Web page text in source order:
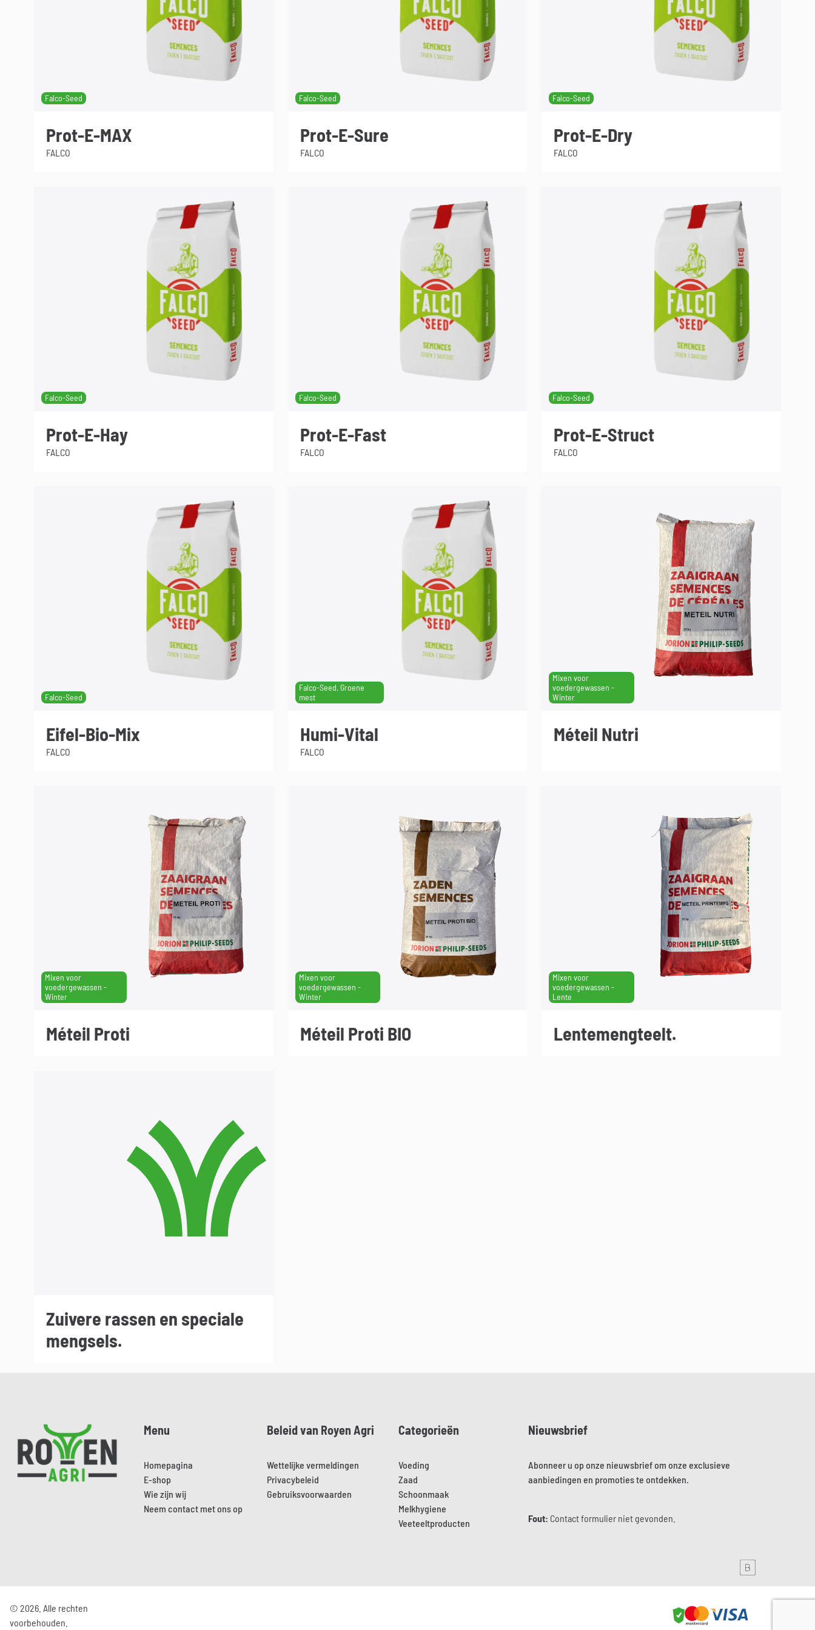
Falco-Seed
Prot-E-MAX
FALCO
Falco-Seed
Prot-E-Sure
FALCO
Falco-Seed
Prot-E-Dry
FALCO
Falco-Seed
Prot-E-Hay
FALCO
Falco-Seed
Prot-E-Fast
FALCO
Falco-Seed
Prot-E-Struct
FALCO
Falco-Seed
Eifel-Bio-Mix
FALCO
Falco-Seed, Groene
mest
Humi-Vital
FALCO
Mixen voor
voedergewassen -
Winter
Méteil Nutri
Mixen voor
voedergewassen -
Winter
Méteil Proti
Mixen voor
voedergewassen -
Winter
Méteil Proti BIO
Mixen voor
voedergewassen -
Lente
Lentemengteelt.
Zuivere rassen en speciale
mengsels.
Pied de page Menu
Homepagina
E-shop
Wie zijn wij
Neem contact met ons op
Beleid van Royen Agri
Wettelijke vermeldingen
Privacybeleid
Gebruiksvoorwaarden
Categorieën
Voeding
Zaad
Schoonmaak
Melkhygiene
Veeteeltproducten
Nieuwsbrief
Abonneer u op onze nieuwsbrief om onze exclusieve
aanbiedingen en promoties te ontdekken.
Fout: Contact formulier niet gevonden.
© 2026. Alle rechten
voorbehouden.